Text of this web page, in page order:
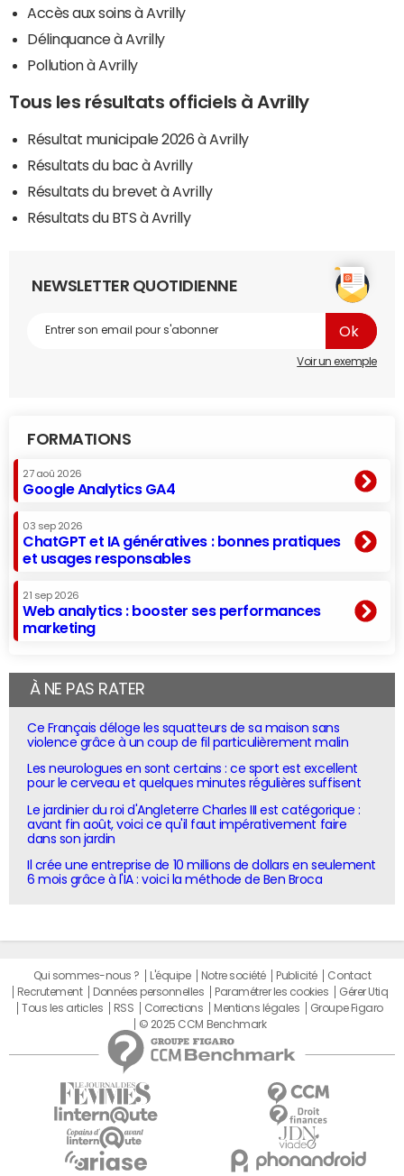
Accès aux soins à Avrilly
Délinquance à Avrilly
Pollution à Avrilly
Tous les résultats officiels à Avrilly
Résultat municipale 2026 à Avrilly
Résultats du bac à Avrilly
Résultats du brevet à Avrilly
Résultats du BTS à Avrilly
NEWSLETTER QUOTIDIENNE
Voir un exemple
FORMATIONS
27 aoû 2026
Google Analytics GA4
03 sep 2026
ChatGPT et IA génératives : bonnes pratiques
et usages responsables
21 sep 2026
Web analytics : booster ses performances
marketing
À NE PAS RATER
Ce Français déloge les squatteurs de sa maison sans
violence grâce à un coup de fil particulièrement malin
Les neurologues en sont certains : ce sport est excellent
pour le cerveau et quelques minutes régulières suffisent
Le jardinier du roi d'Angleterre Charles III est catégorique :
avant fin août, voici ce qu'il faut impérativement faire
dans son jardin
Il crée une entreprise de 10 millions de dollars en seulement
6 mois grâce à l'IA : voici la méthode de Ben Broca
Qui sommes-nous ? L'équipe Notre société Publicité
Contact
Recrutement
Données personnelles Paramétrer les cookies
Gérer Utiq
Tous les articles
RSS Corrections Mentions légales
Groupe Figaro
© 2025 CCM Benchmark